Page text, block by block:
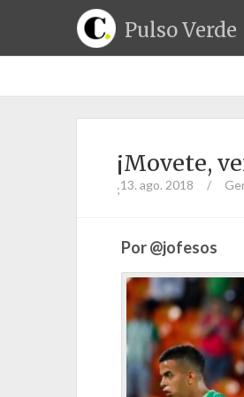
Pulso Verde
¡Movete,
;13. ago. 2018 /
Por @jofesos